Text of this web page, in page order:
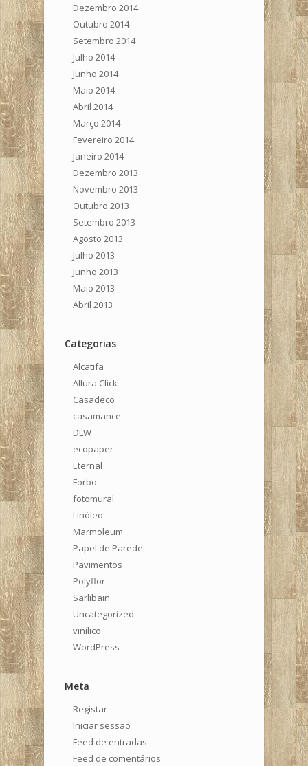
Dezembro 2014
Outubro 2014
Setembro 2014
Julho 2014
Junho 2014
Maio 2014
Abril 2014
Março 2014
Fevereiro 2014
Janeiro 2014
Dezembro 2013
Novembro 2013
Outubro 2013
Setembro 2013
Agosto 2013
Julho 2013
Junho 2013
Maio 2013
Abril 2013
Categorias
Alcatifa
Allura Click
Casadeco
casamance
DLW
ecopaper
Eternal
Forbo
fotomural
Linóleo
Marmoleum
Papel de Parede
Pavimentos
Polyflor
Sarlibain
Uncategorized
vinílico
WordPress
Meta
Registar
Iniciar sessão
Feed de entradas
Feed de comentários